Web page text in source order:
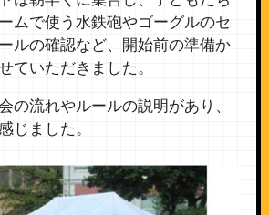
ムで使う水鉄砲やゴーグルのセ
ルの確認など、開始前の準備か
ていただきました。
の流れやルールの説明があり、
じました。